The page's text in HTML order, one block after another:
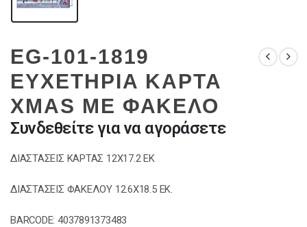
EG-101-1819
ΕΥΧΕΤΗΡΙΑ ΚΑΡΤΑ
XMAS ΜΕ ΦΑΚΕΛΟ
Συνδεθείτε για να αγοράσετε
ΔΙΑΣΤΑΣΕΙΣ ΚΑΡΤΑΣ 12Χ17.2 ΕΚ
ΔΙΑΣΤΑΣΕΙΣ ΦΑΚΕΛΟΥ 12.6Χ18.5 ΕΚ.
BARCODE: 4037891373483